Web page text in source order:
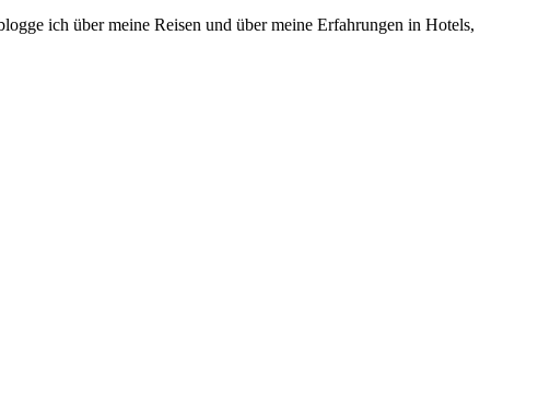
ich über meine Reisen und über meine Erfahrungen in Hotels,